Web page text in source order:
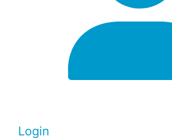
Login